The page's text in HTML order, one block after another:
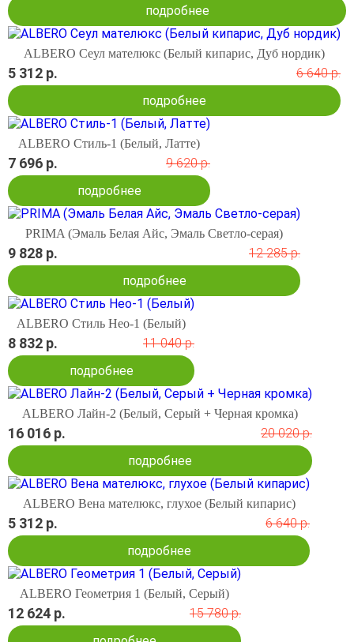
подробнее
ALBERO Сеул мателюкс (Белый кипарис, Дуб нордик)
5 312 р.
6 640 р.
подробнее
ALBERO Стиль-1 (Белый, Латте)
7 696 р.
9 620 р.
подробнее
PRIMA (Эмаль Белая Айс, Эмаль Светло-серая)
9 828 р.
12 285 р.
подробнее
ALBERO Стиль Нео-1 (Белый)
8 832 р.
11 040 р.
подробнее
ALBERO Лайн-2 (Белый, Серый + Черная кромка)
16 016 р.
20 020 р.
подробнее
ALBERO Вена мателюкс, глухое (Белый кипарис)
5 312 р.
6 640 р.
подробнее
ALBERO Геометрия 1 (Белый, Серый)
12 624 р.
15 780 р.